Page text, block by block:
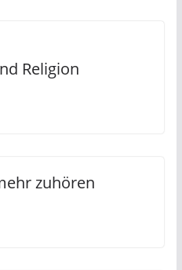
Religion
zuhören